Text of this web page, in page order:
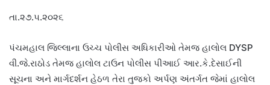
તા.૨૭.૫.૨૦૨૬
પંચમહાલ જિલ્લાના ઉચ્ચ પોલીસ અધિકારીઓ તેમજ હાલોલ DYSP
વી.જે.રાઠોડ તેમજ હાલોલ ટાઉન પોલીસ પીઆઈ આર.કે.દેસાઈની
સૂચના અને માર્ગદર્શન હેઠળ તેરા તુજકો અર્પણ અંતર્ગત જેમાં હાલોલ